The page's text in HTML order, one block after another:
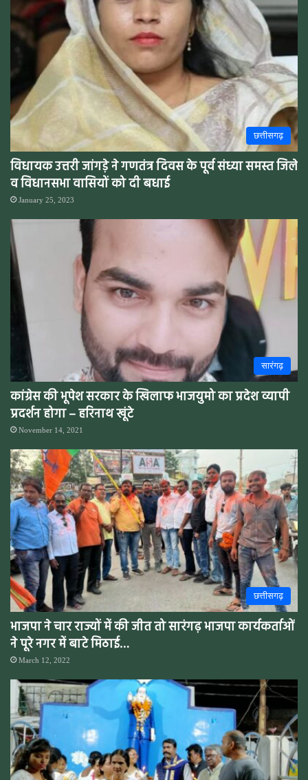
छत्तीसगढ़
विधायक उत्तरी जांगड़े ने गणतंत्र दिवस के पूर्व संध्या समस्त जिले
व विधानसभा वासियों को दी बधाई
January 25, 2023
सारंगढ़
कांग्रेस की भूपेश सरकार के खिलाफ भाजयुमो का प्रदेश व्यापी
प्रदर्शन होगा – हरिनाथ खूंटे
November 14, 2021
छत्तीसगढ़
भाजपा ने चार राज्यों में की जीत तो सारंगढ़ भाजपा कार्यकर्ताओं
ने पूरे नगर में बाटे मिठाई…
March 12, 2022